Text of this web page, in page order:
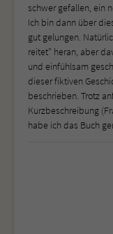
schwer gefallen, ein
Ich bin dann über
gut gelungen.
reitet" heran, aber
und einfühlsam
dieser fiktiven
beschrieben. Trotz
Kurzbeschreibung
habe ich das Buch